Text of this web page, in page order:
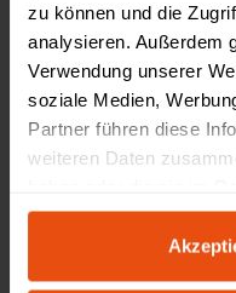
zu können und die
analysieren. Außerdem
Verwendung unserer
soziale Medien,
Partner führen diese
weiteren Daten
gesammelt haben.